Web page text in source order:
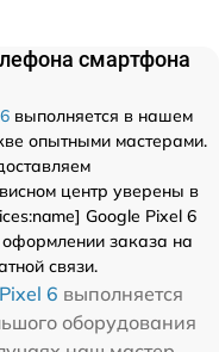
смартфона
выполняется в нашем
опытными мастерами.
центр уверены в
Google Pixel 6
заказа на
связи.
6 выполняется
оборудования